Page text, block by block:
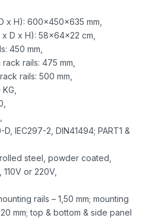
x H): 600x450x635 mm,
D x H): 58x64x22 cm,
450 mm,
rails: 475 mm,
rails: 500 mm,
IEC297-2, DIN41494; PART1 &
steel, powder coated,
110V or 220V,
rails – 1,50 mm; mounting
mm; top & bottom & side panel